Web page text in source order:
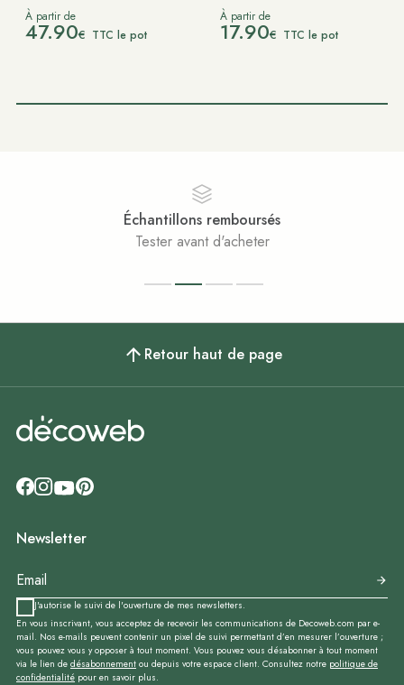
À partir de
47.90€ TTC le pot
À partir de
17.90€ TTC le pot
Échantillons remboursés
Tester avant d'acheter
Retour haut de page
Newsletter
J'autorise le suivi de l'ouverture de mes newsletters.
En vous inscrivant, vous acceptez de recevoir les communications de Decoweb.com par e-
mail. Nos e-mails peuvent contenir un pixel de suivi permettant d’en mesurer l’ouverture ;
vous pouvez vous y opposer à tout moment. Vous pouvez vous désabonner à tout moment
via le lien de désabonnement ou depuis votre espace client. Consultez notre politique de
confidentialité pour en savoir plus.